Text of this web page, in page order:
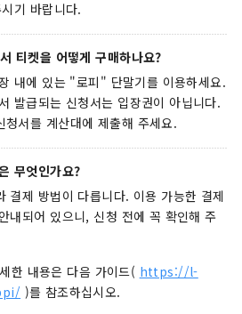
기 바랍니다.
티켓을 어떻게 구매하나요?
내에 있는 "로피" 단말기를 이용하세요.
발급되는 신청서는 입장권이 아닙니다.
청서를 계산대에 제출해 주세요.
무엇인가요?
결제 방법이 다릅니다. 이용 가능한 결제
내되어 있으니, 신청 전에 꼭 확인해 주
한 내용은 다음 가이드( https://l-
)를 참조하십시오.